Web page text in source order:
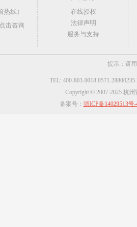
热线）
在线授权
法律声明
服务与支持
提示：请
TEL: 400-803-0018 0571-
Copyright © 2007-2025 杭
备案号： 浙ICP备14029513号-